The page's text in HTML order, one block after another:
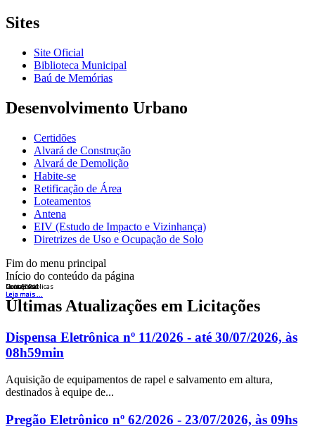
Sites
Site Oficial
Biblioteca Municipal
Baú de Memórias
Desenvolvimento Urbano
Certidões
Alvará de Construção
Alvará de Demolição
Habite-se
Retificação de Área
Loteamentos
Antena
EIV (Estudo de Impacto e Vizinhança)
Diretrizes de Uso e Ocupação de Solo
Fim do menu principal
Início do conteúdo da página
Licitações
Leia mais ...
Nota Fiscal
Leia mais ...
Concursos
Leia mais ...
Contas Públicas
Leia mais ...
Últimas Atualizações em Licitações
Dispensa Eletrônica nº 11/2026 - até 30/07/2026, às
08h59min
Aquisição de equipamentos de rapel e salvamento em altura,
destinados à equipe de...
Pregão Eletrônico nº 62/2026 - 23/07/2026, às 09hs